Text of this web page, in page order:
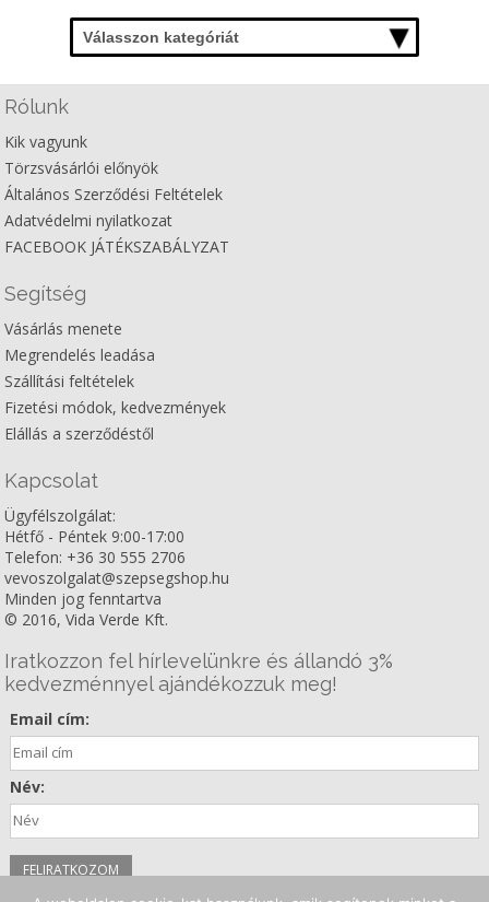
Válasszon kategóriát
Rólunk
Kik vagyunk
Törzsvásárlói előnyök
Általános Szerződési Feltételek
Adatvédelmi nyilatkozat
FACEBOOK JÁTÉKSZABÁLYZAT
Segítség
Vásárlás menete
Megrendelés leadása
Szállítási feltételek
Fizetési módok, kedvezmények
Elállás a szerződéstől
Kapcsolat
Ügyfélszolgálat:
Hétfő - Péntek 9:00-17:00
Telefon: +36 30 555 2706
vevoszolgalat@szepsegshop.hu
Minden jog fenntartva
© 2016, Vida Verde Kft.
Iratkozzon fel hírlevelünkre és állandó 3%
kedvezménnyel ajándékozzuk meg!
Email cím:
Név: